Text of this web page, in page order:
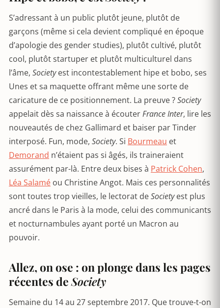
S’adressant à un public plutôt jeune, plutôt de
garçons (même si cela devient compliqué en époque
d’apologie des gender studies), plutôt cultivé, plutôt
cool, plutôt startuper et plutôt multiculturel dans
l’âme, Societyest incontestablement hipe et bobo, ses
Unes et sa maquette offrant même une sorte de
caricature de ce positionnement. La preuve ?Society
appelait dès sa naissance à écouterFrance Inter, lire les
nouveautés de chez Gallimard et baiser par Tinder
interposé. Fun, mode, Society. Si Bourmeau et
Demorand n’étaient pas si âgés, ils traineraient
assurément par-là. Entre deux bises à Patrick Cohen,
Léa Salamé ou Christine Angot. Mais ces personnalités
sont toutes trop vieilles, le lectorat deSocietyest plus
ancré dans le Paris à la mode, celui des communicants
et nocturnambules ayant porté un Macron au
pouvoir.
Allez, on ose : on plonge dans les pages
récentes deSociety
Semaine du 14 au 27 septembre 2017. Que trouve-t-on